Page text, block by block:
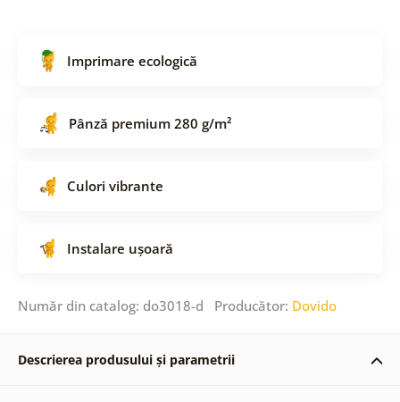
Imprimare ecologică
Pânză premium 280 g/m²
Culori vibrante
Instalare ușoară
Număr din catalog: do3018-d Producător: Dovido
Descrierea produsului și parametrii